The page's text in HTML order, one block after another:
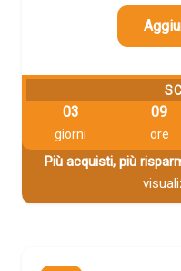
03
giorni
09
ore
Più acquisti, più